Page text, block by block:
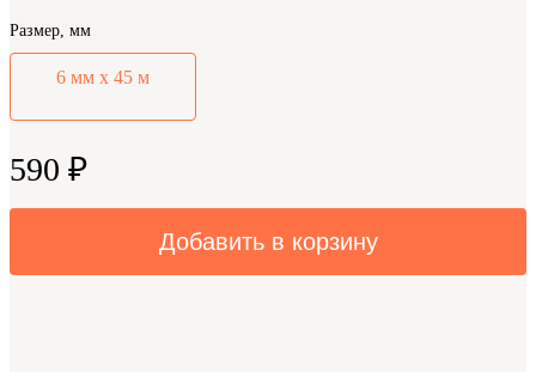
Размер, мм
6 мм х 45 м
590 ₽
Добавить в корзину